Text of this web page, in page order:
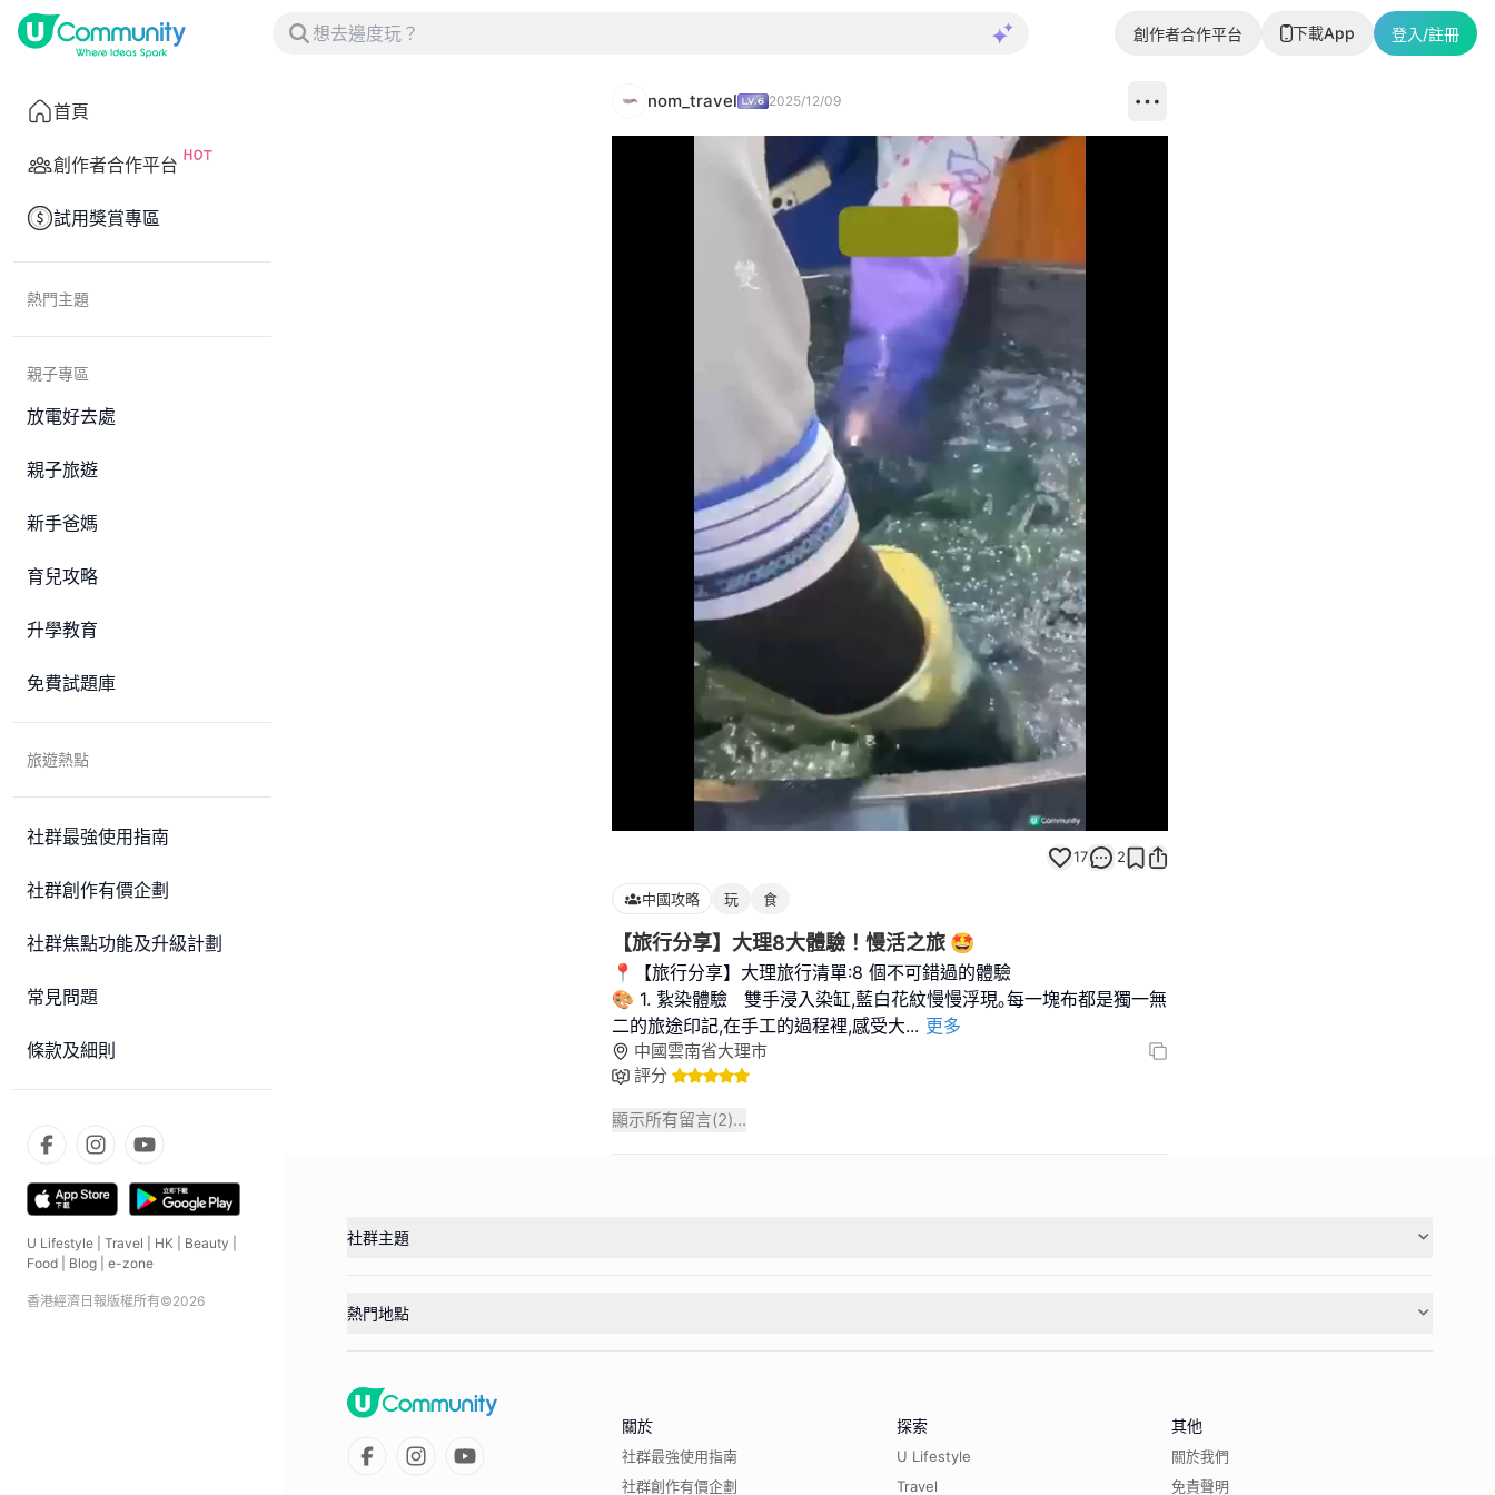
創作者合作平台 下載App 登入/註冊
首頁
創作者合作平台
試用獎賞專區
熱門主題
親子專區
放電好去處
親子旅遊
新手爸媽
育兒攻略
升學教育
免費試題庫
旅遊熱點
社群最強使用指南
社群創作有價企劃
社群焦點功能及升級計劃
常見問題
條款及細則
U Lifestyle Travel HK Beauty
Food
Blog e-zone
香港經濟日報版權所有©2026
nom_travel 2025/12/09
58.99%
17 2
中國攻略 玩 食
【旅行分享】大理8大體驗！慢活之旅 🤩
📍【旅行分享】大理旅行清單:8 個不可錯過的體驗
🎨 1. 紥染體驗 雙手浸入染缸,藍白花紋慢慢浮現｡每一塊布都是獨一無
二的旅途印記,在手工的過程裡,感受大... 更多
中國雲南省大理市
評分
顯示所有留言(2)...
社群主題
熱門地點
關於
社群最強使用指南
社群創作有價企劃
探索
U Lifestyle
Travel
其他
關於我們
免責聲明